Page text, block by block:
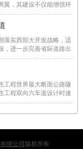
翼，其建设不仅能增强环
射功能和产业带之间的经
展带的快速发展。 ...
落实西部大开发战略，适
，进一步完善省际道路出
乐业县、凌云县交通运输
源开发等，具有重要现
呈北 ...
工程世界最大断面公路隧
工程双向六车道设计时速
挖法施工的隧道
限公司 版权所有